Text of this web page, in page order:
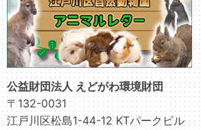
公益財団法人 えどがわ環境財団
〒132-0031
江戸川区松島1-44-12 KTパークビル